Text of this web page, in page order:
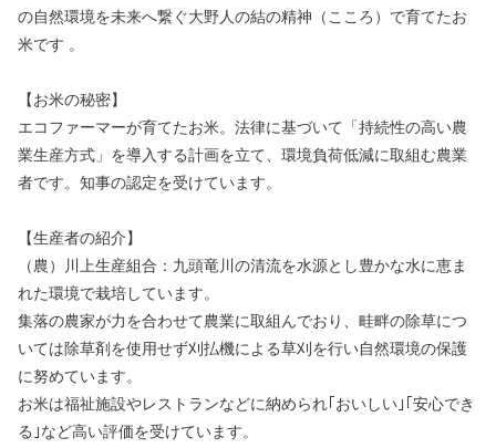
の自然環境を未来へ繋ぐ大野人の結の精神（こころ）で育てたお
米です 。
【お米の秘密】
エコファーマーが育てたお米。法律に基づいて「持続性の高い農
業生産方式」を導入する計画を立て、環境負荷低減に取組む農業
者です。知事の認定を受けています。
【生産者の紹介】
（農）川上生産組合：九頭竜川の清流を水源とし豊かな水に恵ま
れた環境で栽培しています。
集落の農家が力を合わせて農業に取組んでおり、畦畔の除草につ
いては除草剤を使用せず刈払機による草刈を行い自然環境の保護
に努めています。
お米は福祉施設やレストランなどに納められ｢おいしい｣｢安心でき
る｣など高い評価を受けています。